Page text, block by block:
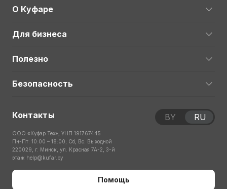
О Куфаре
Для бизнеса
Полезно
Безопасность
Контакты
ООО «Куфар Тех», УНП 191767445
Пн-Пт: 10:00 – 18:00; Сб, Вс: Выходной
220029, г. Минск, ул. Красная 7А-2, 3-й
этаж help@kufar.by
Помощь
BY RU